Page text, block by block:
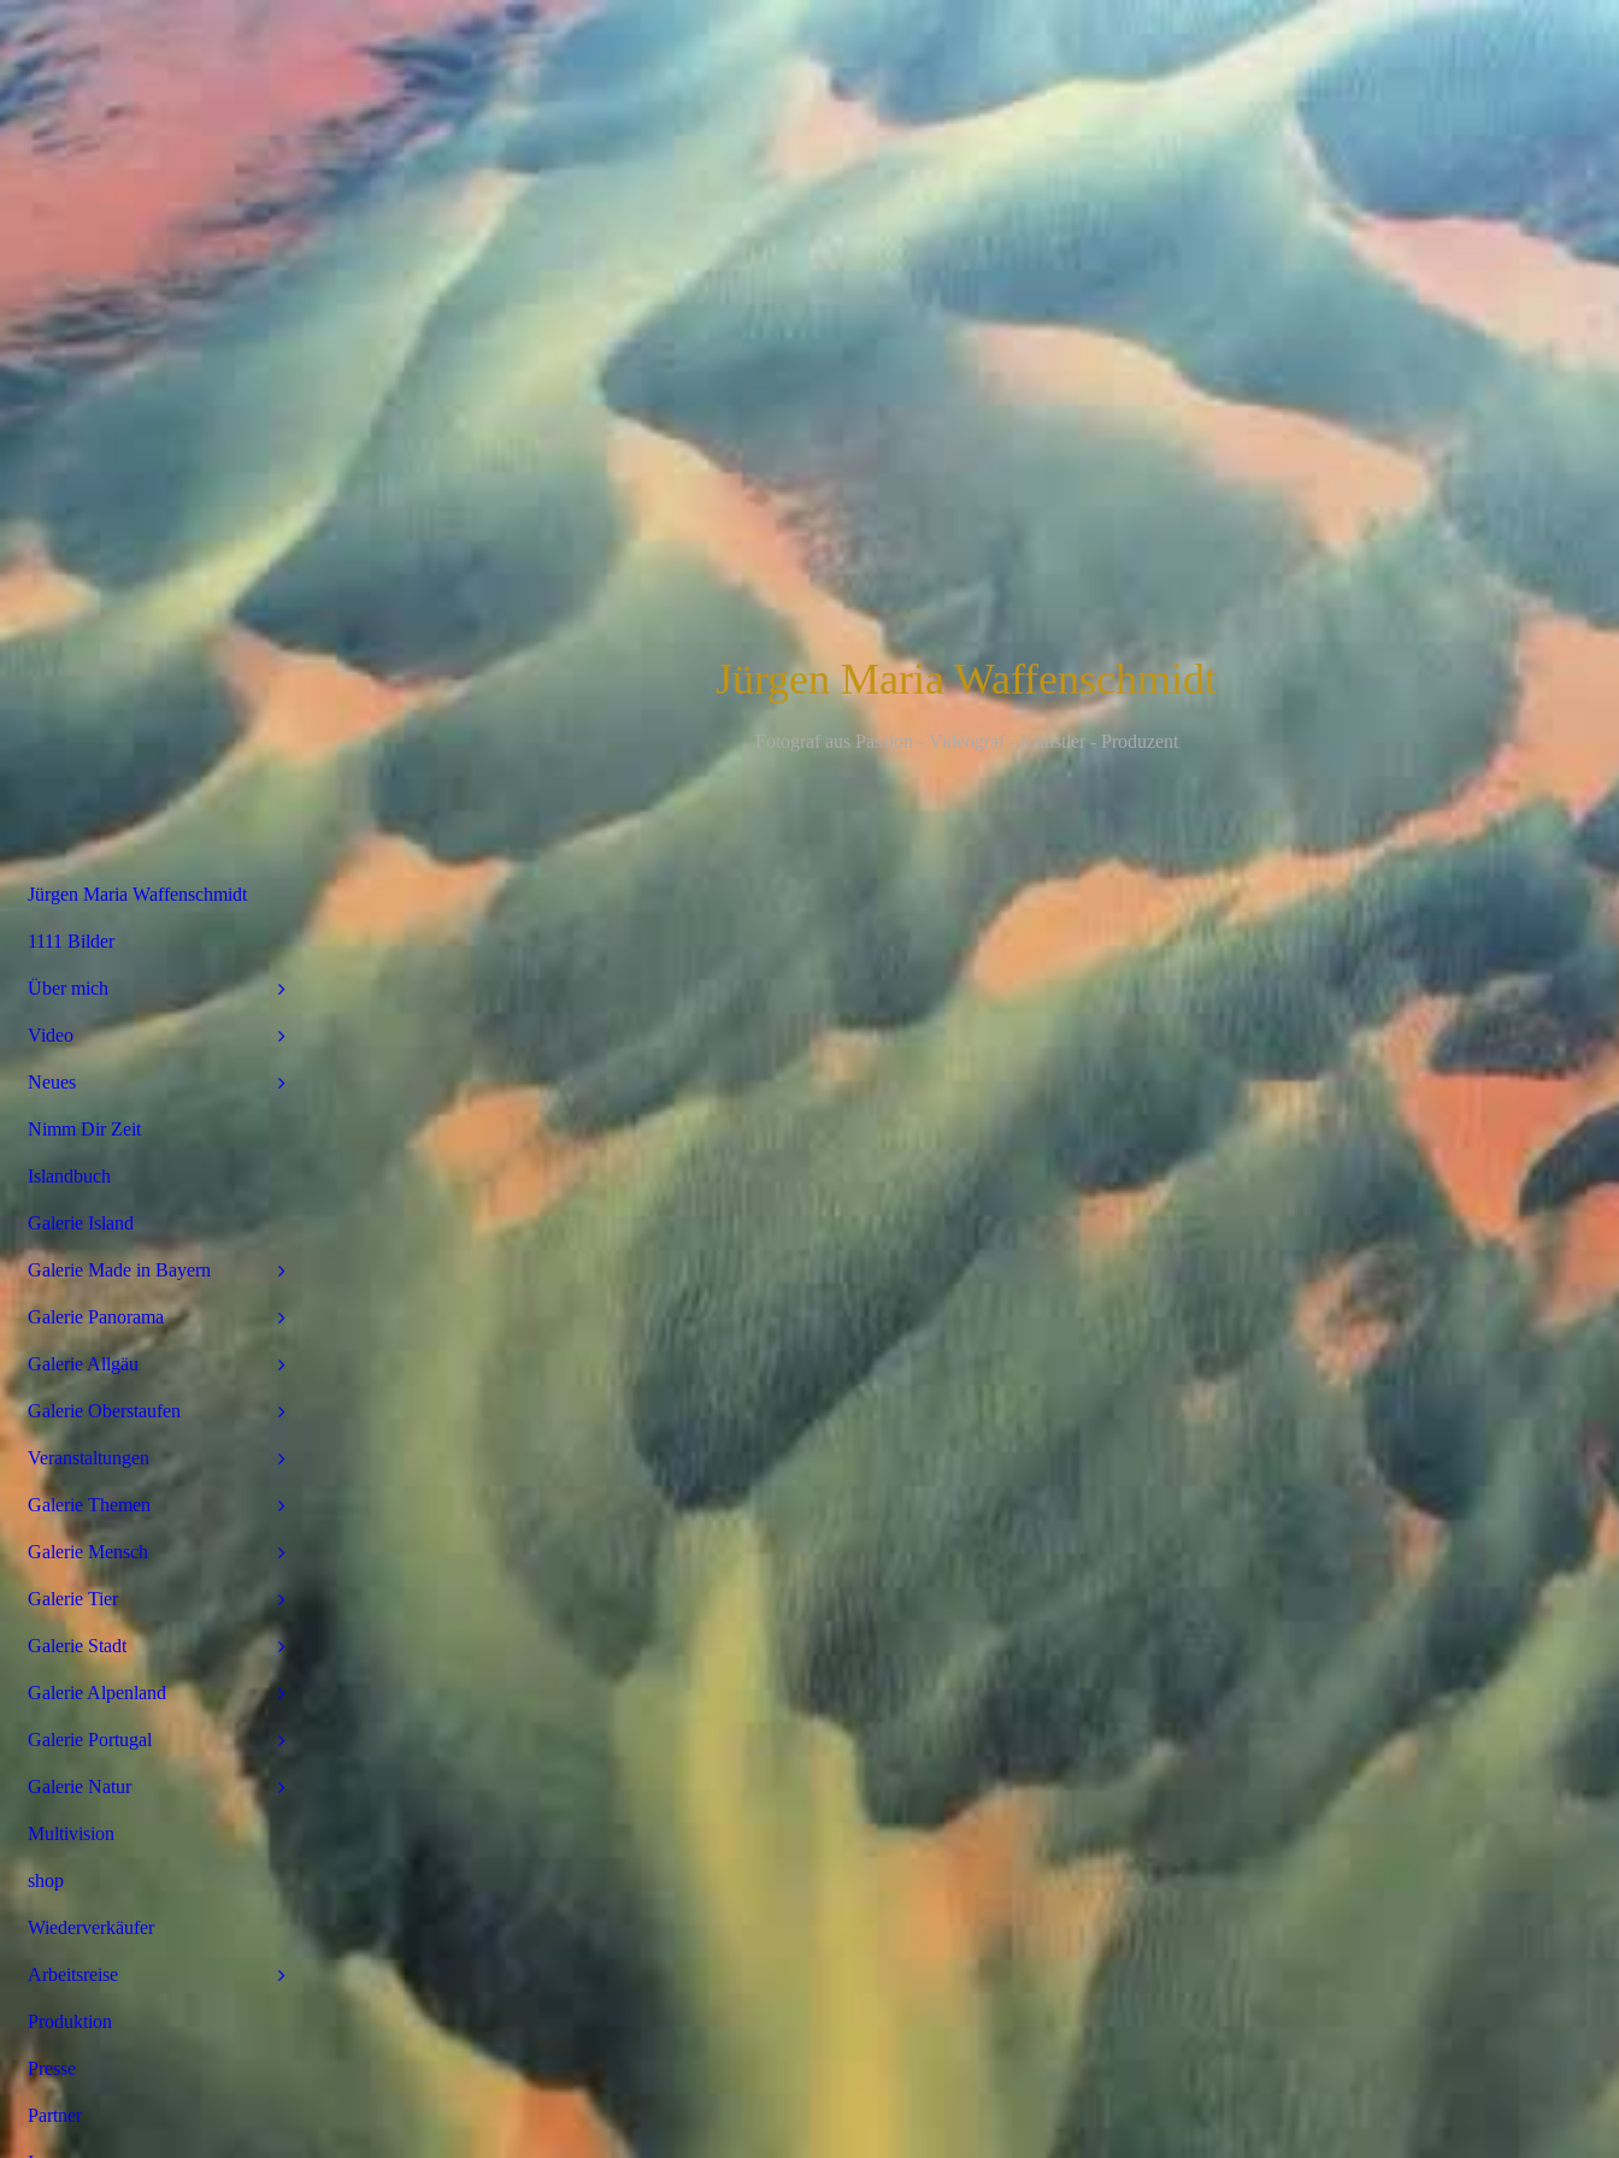
Jürgen Maria Waffenschmidt
Fotograf aus Passion - Videograf - Künstler - Produzent
Jürgen Maria Waffenschmidt
1111 Bilder
Über mich
Video
Neues
Nimm Dir Zeit
Islandbuch
Galerie Island
Galerie Made in Bayern
Galerie Panorama
Galerie Allgäu
Galerie Oberstaufen
Veranstaltungen
Galerie Themen
Galerie Mensch
Galerie Tier
Galerie Stadt
Galerie Alpenland
Galerie Portugal
Galerie Natur
Multivision
shop
Wiederverkäufer
Arbeitsreise
Produktion
Presse
Partner